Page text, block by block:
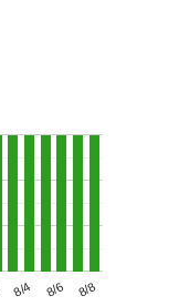
8/4 8/6 8/8